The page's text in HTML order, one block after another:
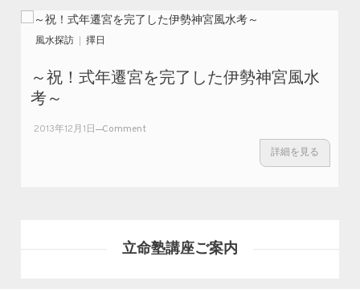
風水探訪 擇日
～祝！式年遷宮を完了した伊勢神宮風水
考～
2013年12月1日 Comment
た伊
詳細を見る
立命塾講座ご案内